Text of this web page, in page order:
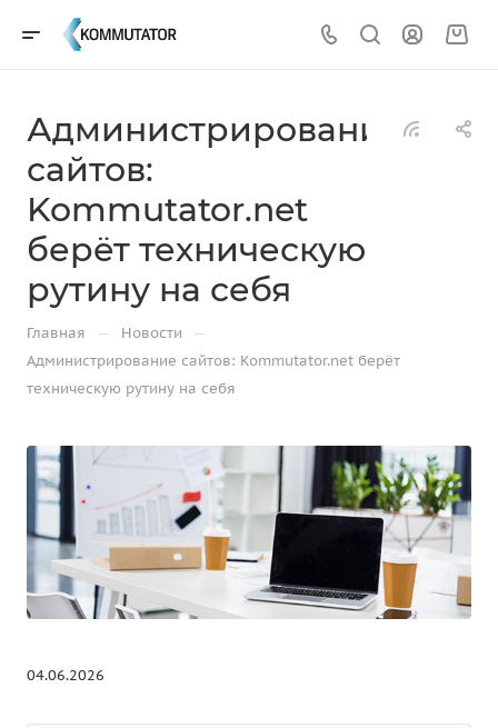
Администрирование
сайтов:
Kommutator.net
берёт техническую
рутину на себя
Главная — Новости —
Администрирование сайтов: Kommutator.net берёт
техническую рутину на себя
04.06.2026